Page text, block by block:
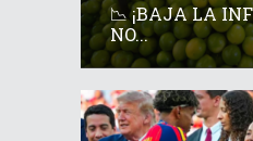
📉 ¡BAJA LA
NO...